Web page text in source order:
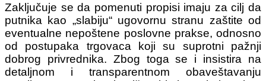
Zaključuje se da pomenuti propisi imaju za cilj da
putnika kao „slabiju“ ugovornu stranu zaštite od
eventualne nepoštene poslovne prakse, odnosno
od postupaka trgovaca koji su suprotni pažnji
dobrog privrednika. Zbog toga se i insistira na
detaljnom i transparentnom obaveštavanju